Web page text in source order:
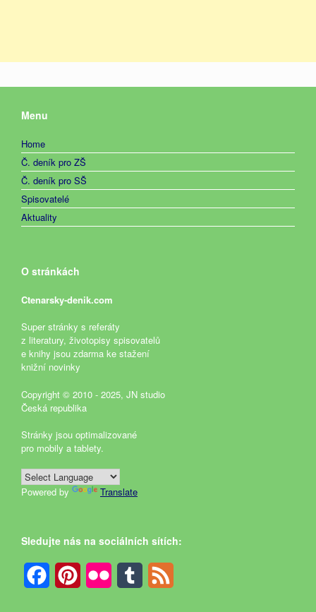
Menu
Home
Č. deník pro ZŠ
Č. deník pro SŠ
Spisovatelé
Aktuality
O stránkách
Ctenarsky-denik.com
Super stránky s referáty
z literatury, životopisy spisovatelů
e knihy jsou zdarma ke stažení
knižní novinky
Copyright © 2010 - 2025, JN studio
Česká republika
Stránky jsou optimalizované
pro mobily a tablety.
Powered by Translate
Sledujte nás na sociálních sítích:
FacebookPinterestFlickr Tumblr